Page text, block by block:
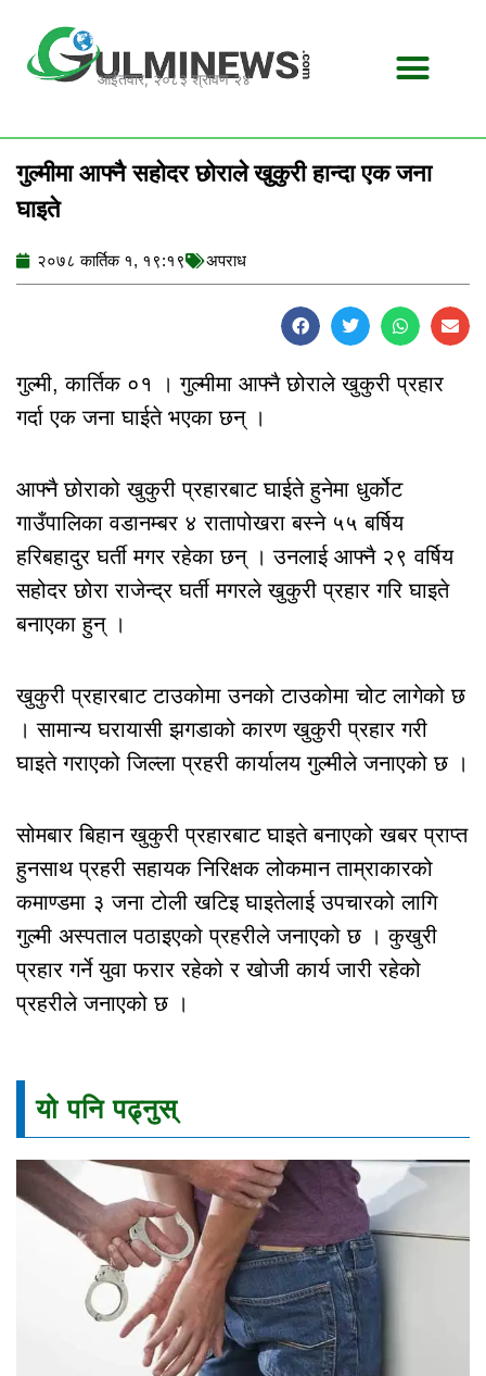
content
आईतवार, २०८३ श्रावण २४
गुल्मीमा आफ्नै सहोदर छोराले खुकुरी हान्दा एक जना
घाइते
२०७८ कार्तिक १, १९:१९ अपराध
गुल्मी, कार्तिक ०१ । गुल्मीमा आफ्नै छोराले खुकुरी प्रहार
गर्दा एक जना घाईते भएका छन् ।
आफ्नै छोराको खुकुरी प्रहारबाट घाईते हुनेमा धुर्कोट
गाउँपालिका वडानम्बर ४ रातापोखरा बस्ने ५५ बर्षिय
हरिबहादुर घर्ती मगर रहेका छन् । उनलाई आफ्नै २९ वर्षिय
सहोदर छोरा राजेन्द्र घर्ती मगरले खुकुरी प्रहार गरि घाइते
बनाएका हुन् ।
खुकुरी प्रहारबाट टाउकोमा उनको टाउकोमा चोट लागेको छ
। सामान्य घरायासी झगडाको कारण खुकुरी प्रहार गरी
घाइते गराएको जिल्ला प्रहरी कार्यालय गुल्मीले जनाएको छ ।
सोमबार बिहान खुकुरी प्रहारबाट घाइते बनाएको खबर प्राप्त
हुनसाथ प्रहरी सहायक निरिक्षक लोकमान ताम्राकारको
कमाण्डमा ३ जना टोली खटिइ घाइतेलाई उपचारको लागि
गुल्मी अस्पताल पठाइएको प्रहरीले जनाएको छ । कुखुरी
प्रहार गर्ने युवा फरार रहेको र खोजी कार्य जारी रहेको
प्रहरीले जनाएको छ ।
यो पनि पढ्नुस्